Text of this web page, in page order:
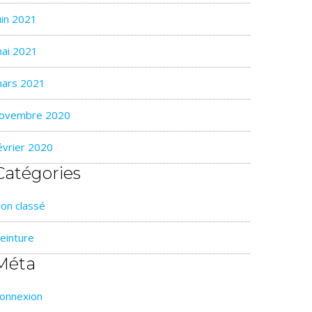
2021
2021
2021
2020
2020
classé